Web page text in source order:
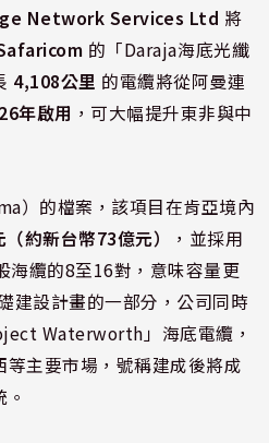
Network Services Ltd 將
的「Daraja海底光纖
4,108公里 的電纜將從阿曼連
年啟用 ，可大幅提升東非與中
）的檔案，該項目在肯亞境內
約新台幣73億元）
，並採用
海纜的8至16對，意味容量更
建設計畫的一部分，公司同時
Waterworth」海底電纜，
主要市場，號稱建成後將成